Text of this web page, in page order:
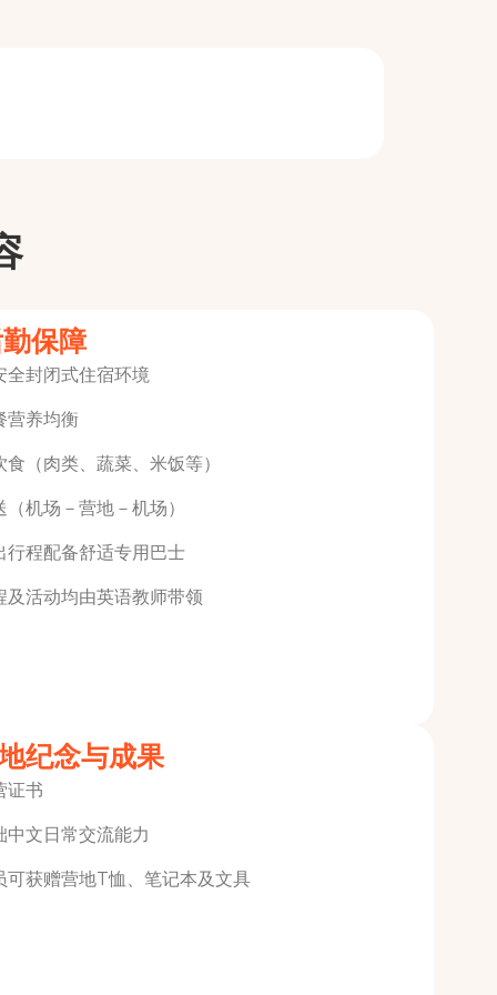
保障
全封闭式住宿环境
营养均衡
食（肉类、蔬菜、米饭等）
机场－营地－机场）
行程配备舒适专用巴士
及活动均由英语教师带领
纪念与成果
证书
中文日常交流能力
可获赠营地T恤、笔记本及文具